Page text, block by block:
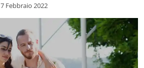
7 Febbraio 2022